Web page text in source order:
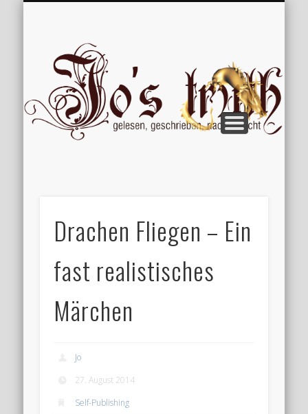
Drachen Fliegen – Ein
fast realistisches
Märchen
Jo
27. August 2014
Self-Publishing